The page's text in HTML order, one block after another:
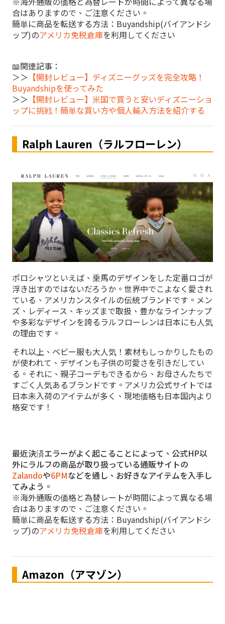
合はありますので、ご注意ください。
簡単に商品を転送する方法：Buyandship(バイアンドシ
ップ)のアメリカ免税倉庫を利用してください
📖関連記事：
＞＞ 【開封レビュー】ディズニーグッズを完全攻略！
Buyandshipを使ってみた
＞＞ 【開封レビュー】米国で買うと安いディズニーショ
ップに挑戦！簡単な買い方や個人輸入方法を紹介する
Ralph Lauren（ラルフローレン）
ポロシャツといえば、乗馬のデザインをした定番ロゴが
浮き出すのではないだろうか。世界中でこよなく愛され
ている、アメリカンスタイルの伝統ブランドです。メン
ズ、レディース、キッズまで取扱、豊かなラインナップ
や多彩なデザインを誇るラルフローレンは日本にも人気
の理由です。
それ以上、ベビー服も大人気！素材もしっかりしたもの
が使われて、デザインも子供の可愛さを引きだしてい
る。それに、親子コーデもできるから、お母さんたちで
すごく人気あるブランドです。アメリカ公式サイトでは
日本未入荷のアイテムが多く、現地価格も日本国内より
格安です！
最近決済エラーがよく起こることによって、公式HP以
外にラルフの商品が取り扱っている通販サイトの
Zalandoや6PMなどを通し、お好きなアイテムを入手し
てみよう。
※海外通販の価格と為替レートが時間によって異なる場
合はありますので、ご注意ください。
簡単に商品を転送する方法：Buyandship(バイアンドシ
ップ)のアメリカ免税倉庫を利用してください
Amazon（アマゾン）